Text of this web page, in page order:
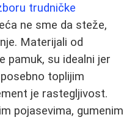
trudničke
ne sme da steže,
Materijali od
pamuk, su idealni jer
toplijim
je rastegljivost.
pojasevima, gumenim